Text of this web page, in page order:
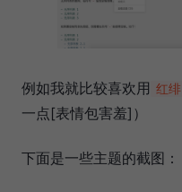
例如我就比较喜欢用 红绯
一点[表情包害羞]）
下面是一些主题的截图：